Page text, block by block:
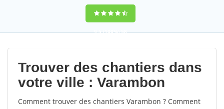
9,5(100%)58
votes
Trouver des chantiers dans
votre ville : Varambon
Comment trouver des chantiers Varambon ? Comment